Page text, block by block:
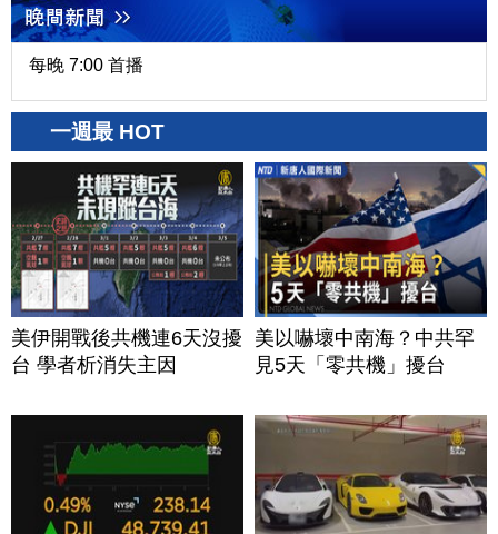
每晚 7:00 首播
一週最 HOT
美伊開戰後共機連6天沒擾
台 學者析消失主因
美以嚇壞中南海？中共罕
見5天「零共機」擾台